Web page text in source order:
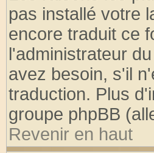
pas installé votre
encore traduit ce
l'administrateur
avez besoin, s'il
traduction. Plus
groupe phpBB
Revenir en haut